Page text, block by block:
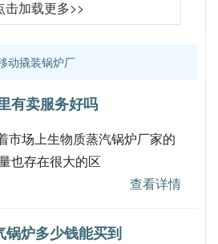
击加载更多>>
动撬装锅炉厂
有卖服务好吗
市场上生物质蒸汽锅炉厂家的
也存在很大的区
查看详情
锅炉多少钱能买到